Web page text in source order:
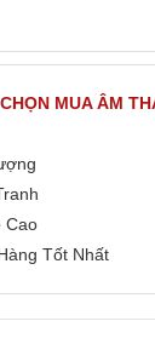
MUA ÂM
Cao
Tốt Nhất